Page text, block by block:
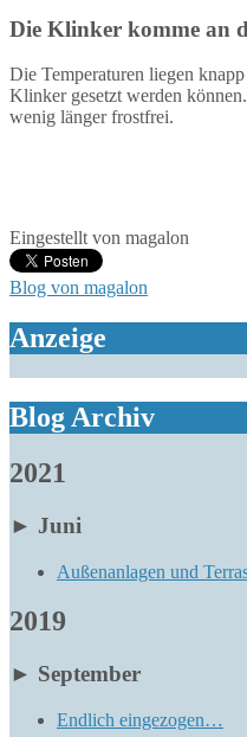
Die Klinker komme an
Die Temperaturen liegen
Klinker gesetzt werden
wenig länger frostfrei.
Eingestellt von magalon
Blog von magalon
Anzeige
Blog Archiv
2021
► Juni
Außenanlagen und
2019
► September
Endlich eingezogen…